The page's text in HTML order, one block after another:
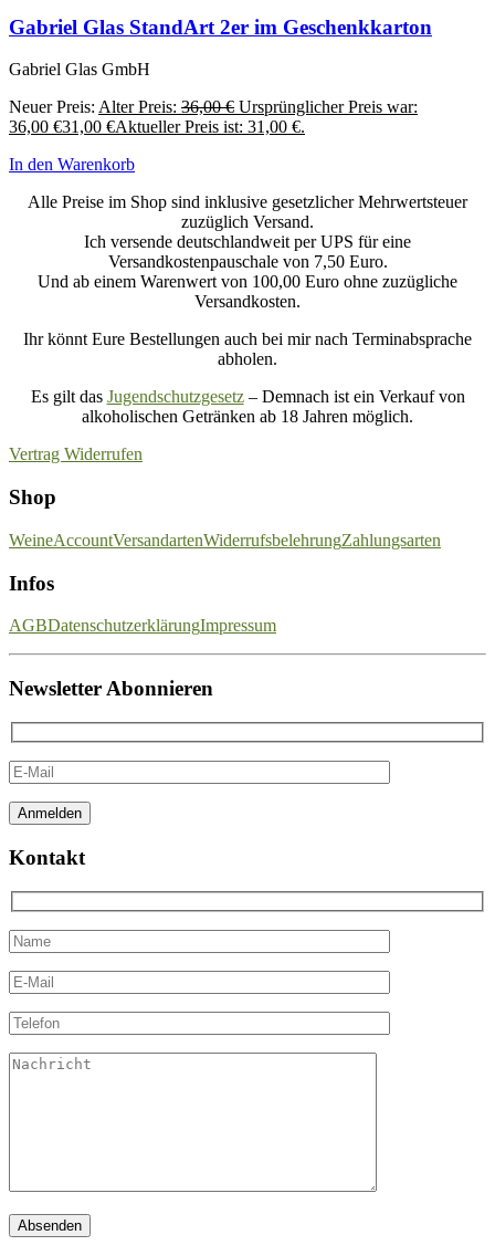
Gabriel Glas StandArt 2er im Geschenkkarton
Gabriel Glas GmbH
Neuer Preis: Alter Preis: 36,00€ Ursprünglicher Preis war:
36,00 €31,00 €Aktueller Preis ist: 31,00 €.
In den Warenkorb
Alle Preise im Shop sind inklusive gesetzlicher Mehrwertsteuer
zuzüglich Versand.
Ich versende deutschlandweit per UPS für eine
Versandkostenpauschale von 7,50 Euro.
Und ab einem Warenwert von 100,00 Euro ohne zuzügliche
Versandkosten.
Ihr könnt Eure Bestellungen auch bei mir nach Terminabsprache
abholen.
Es gilt das Jugendschutzgesetz– Demnach ist ein Verkauf von
alkoholischen Getränken ab 18 Jahren möglich.
Vertrag Widerrufen
Shop
WeineAccountVersandartenWiderrufsbelehrungZahlungsarten
Infos
AGBDatenschutzerklärungImpressum
Newsletter Abonnieren
Kontakt